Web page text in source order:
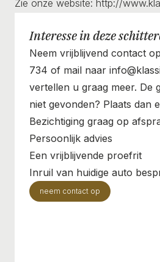
Zie onze website: http://
Interesse in deze
Neem vrijblijvend contact
734 of mail naar
vertellen u graag meer. De
niet gevonden? Plaats dan
Bezichtiging graag op
Persoonlijk advies
Een vrijblijvende proefrit
Inruil van huidige auto
neem contact op